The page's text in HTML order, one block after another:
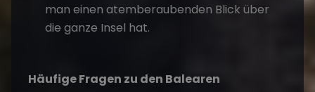
man einen atemberaubenden Blick über
die ganze Insel hat.
Häufige Fragen zu den Balearen